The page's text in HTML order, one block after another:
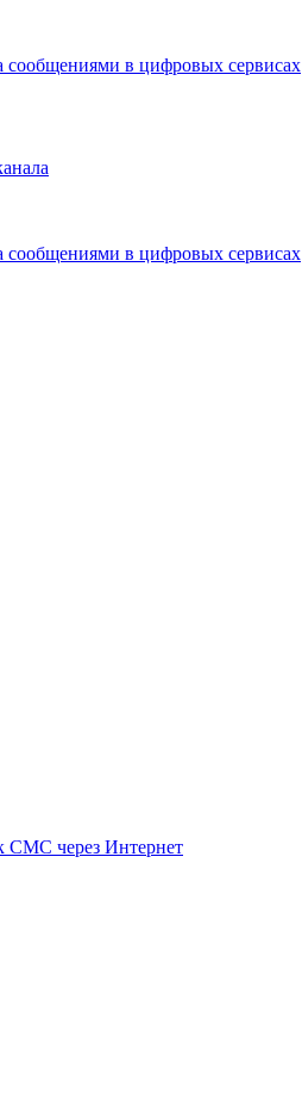
сообщениями в цифровых сервисах
сообщениями в цифровых сервисах
СМС через Интернет